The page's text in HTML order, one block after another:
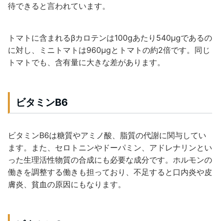
待できると言われています。
トマトに含まれるβカロテンは100gあたり540μgであるの
に対し、ミニトマトは960μgとトマトの約2倍です。同じ
トマトでも、含有量に大きな差があります。
ビタミンB6
ビタミンB6は糖質やアミノ酸、脂質の代謝に関与してい
ます。また、セロトニンやドーパミン、アドレナリンとい
った生理活性物質の合成にも必要な成分です。ホルモンの
働きを調整する働きも担っており、不足すると口内炎や皮
膚炎、貧血の原因にもなります。